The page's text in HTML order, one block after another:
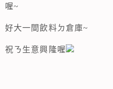
喔~
好大一間飲料ㄉ倉庫~
祝ㄋ生意興隆喔